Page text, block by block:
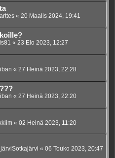
« 20 Maalis 2024, 19:41
« 23 Elo 2023, 12:27
« 27 Heinä 2023, 22:28
« 27 Heinä 2023, 22:20
« 02 Heinä 2023, 11:20
« 06 Touko 2023, 20:47